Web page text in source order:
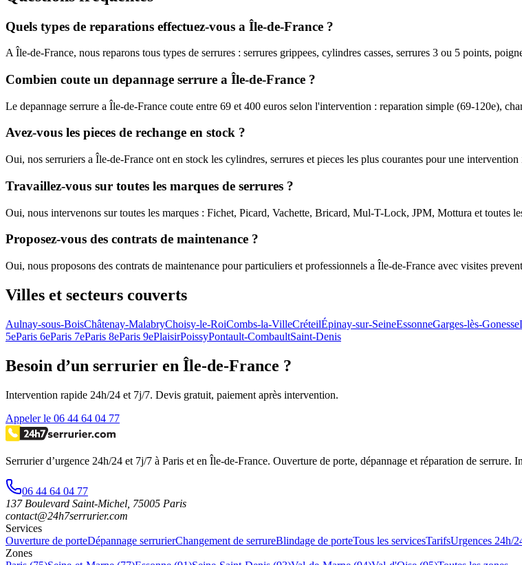
Quels types de reparations effectuez-vous a Île-de-France ?
A Île-de-France, nous reparons tous types de serrures : serrures grippees, cylindres casses, serrures 3 ou 5 points,
Combien coute un depannage serrure a Île-de-France ?
Le depannage serrure a Île-de-France coute entre 69 et 400 euros selon l'intervention : reparation simple (69-120e),
Avez-vous les pieces de rechange en stock ?
Oui, nos serruriers a Île-de-France ont en stock les cylindres, serrures et pieces les plus courantes pour une intervention
Travaillez-vous sur toutes les marques de serrures ?
Oui, nous intervenons sur toutes les marques : Fichet, Picard, Vachette, Bricard, Mul-T-Lock, JPM, Mottura et toutes
Proposez-vous des contrats de maintenance ?
Oui, nous proposons des contrats de maintenance pour particuliers et professionnels a Île-de-France avec visites
Villes et secteurs couverts
Aulnay-sous-BoisChâtenay-MalabryChoisy-le-RoiCombs-la-VilleCréteilÉpinay-sur-SeineEssonneGarges-lès-Gonesse
5eParis 6eParis 7eParis 8eParis 9ePlaisirPoissyPontault-CombaultSaint-Denis
Besoin d’un serrurier en Île-de-France ?
Intervention rapide 24h/24 et 7j/7. Devis gratuit, paiement après intervention.
Appeler le 06 44 64 04 77
Serrurier d’urgence 24h/24 et 7j/7 à Paris et en Île-de-France. Ouverture de porte, dépannage et réparation de serrure.
06 44 64 04 77
137 Boulevard Saint-Michel 75005 Paris
contact@24h7serrurier.com
Services
Ouverture de porteDépannage serrurierChangement de serrureBlindage de porteTous les servicesTarifsUrgences 24h/
Zones